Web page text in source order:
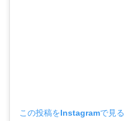
この投稿をInstagramで見る